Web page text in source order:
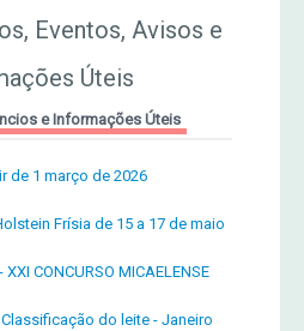
Eventos, Avisos e
Úteis
e Informações Úteis
de 1 março de 2026
Frísia de 15 a 17 de maio
CONCURSO MICAELENSE
do leite - Janeiro